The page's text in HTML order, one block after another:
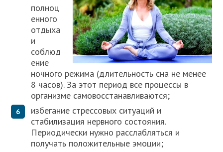
полноц
енного
отдыха
и
соблюд
ение
ночного режима (длительность сна не менее
8 часов). За этот период все процессы в
организме самовосстанавливаются;
избегание стрессовых ситуаций и
стабилизация нервного состояния.
Периодически нужно расслабляться и
получать положительные эмоции;